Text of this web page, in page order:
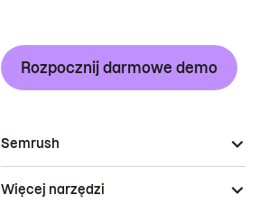
Rozpocznij darmowe demo
Semrush
Więcej narzędzi